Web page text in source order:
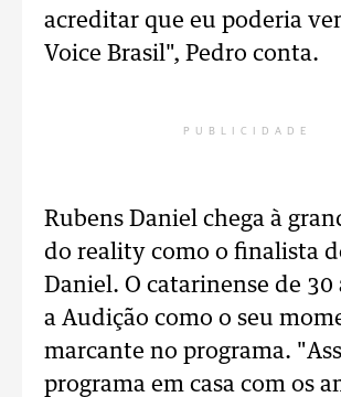
acreditar que eu poderia
Voice Brasil", Pedro conta.
PUBLICIDADE
Rubens Daniel chega à
do reality como o finalista
Daniel. O catarinense de 30
a Audição como o seu
marcante no programa.
programa em casa com os